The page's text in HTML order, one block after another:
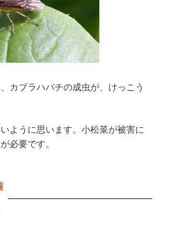
カブラハバチの成虫が、けっこう
ように思います。小松菜が被害に
必要です。